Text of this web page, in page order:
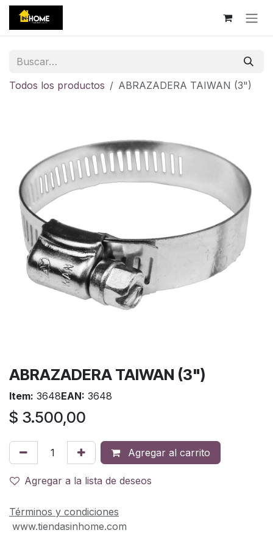
Ir al contenido
Todos los productos ABRAZADERA TAIWAN (3")
ABRAZADERA TAIWAN (3")
Item: 3648EAN: 3648
$ 3.500,00
Agregar al carrito
Agregar a la lista de deseos
Términos y condiciones
www.tiendasinhome.com